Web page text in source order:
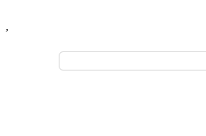
,
Search